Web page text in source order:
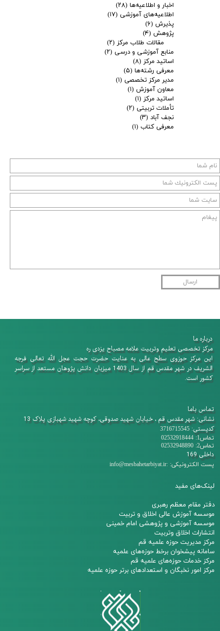
ارسال
اخبار و اطلاعیه‌ها (۲۸)
اطلاعیه‌های آموزشی (۱۷)
پذیرش (۶)
پژوهش (۴)
مقالات طلاب مرکز (۲)
منابع آموزشی و درسی (۲)
اساتید مرکز (۸)
معرفی رشته‌ها (۵)
مدیر مرکز تخصصی (۱)
معاون آموزش (۱)
اساتید مرکز (۱)
تأملات تربیتی (۲)
نجف آباد (۳)
معرفی کتاب (۱)
درباره ما
​​​​​​​مرکز تخصصی تعلیم وتربیت علامه مصباح یزدی ره
این مرکز حوزوی سطح عالی به عنایت حضرت حجت عجل الله تعالی فرجه
الشریف در شهر مقدس قم از سال 1403 میزبان دانش پژوهان​​​​​​​ مستعد از سراسر
کشور است.
لینک‌های مفید
دفتر مقام معظم رهبری
موسسه آموزش عالی اخلاق و تربیت
موسسه آموزشی و پژوهشی امام خمینی
انتشارات اخلاق وتربیت
مرکز مدیریت حوزه علمیه قم
سامانه پیشخوان برخط حوزه‌های علمیه
مرکز خدمات حوزه‌های علمیه قم​​​​​​​
مرکز امور نخبگان و استعدادهای برتر حوزه علمیه
تماس باما
نشانی: شهر مقدس قم ، خیابان شهید صدوقی، کوچه شهید شهبازی پلاک 13
کدپستی:3716715545
تماس1: 02532918444
تماس2: 02532948890
داخلی 169
پست الکترونیکی: :
info@mesbahetarbiyat.ir